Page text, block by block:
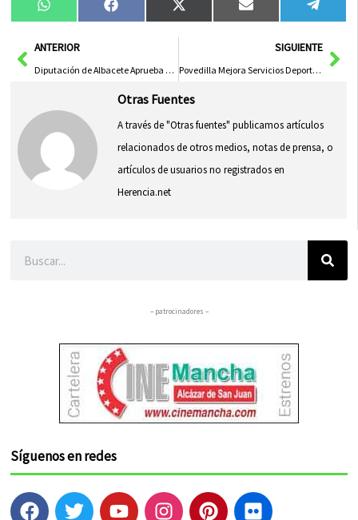
Compartir
en
WhatsAppCompartir
en
FacebookCompartir
en
X
(Twitter)
Compartir
en
Email
en
AntANTERIOR
Diputación de Albacete Aprueba 1,3 Millones para Obras en Municipios con ‘Dipualba Responde’
SIGUIENTE
Povedilla Mejora Servicios Deportivos con Apoyo de la Diputación de Albacete
Otras Fuentes
A través de "Otras fuentes" publicamos artículos
relacionados de otros medios, notas de prensa, o
artículos de usuarios no registrados en
Herencia.net
– patrocinadores –
Síguenos en redes
F T Y I P F